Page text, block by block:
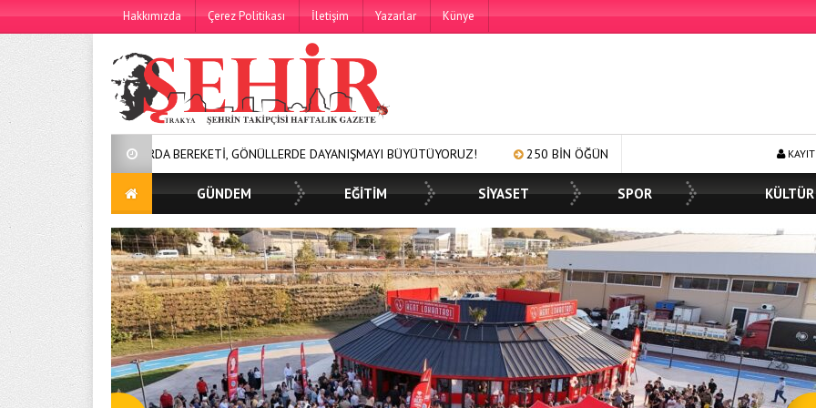
Hakkımızda Çerez Politikası İletişim Yazarlar Künye
DAYANIŞMAYI BÜYÜTÜYORUZ! 250 BİN ÖĞÜN, BİNLERCE YÜZE GÜLÜMSEME BAŞKAN MÜGE YILDIZ TOPAK: ‘SOSYAL
GÜNDEM EĞİTİM SİYASET SPOR